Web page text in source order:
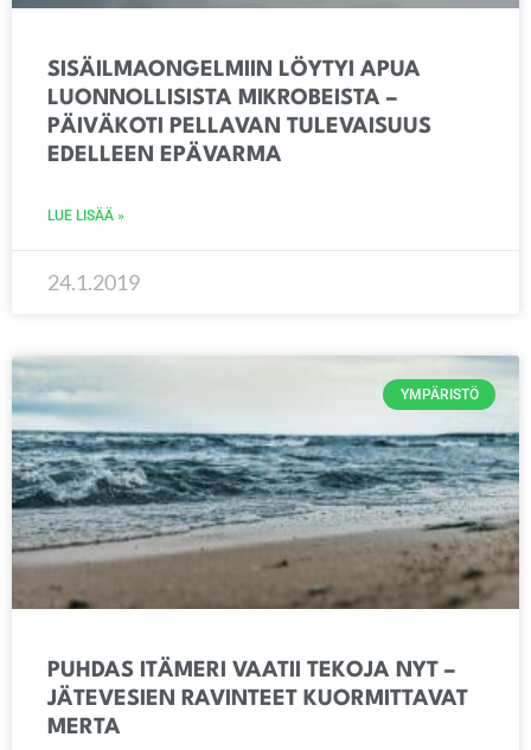
SISÄILMAONGELMIIN LÖYTYI APUA
LUONNOLLISISTA MIKROBEISTA –
PÄIVÄKOTI PELLAVAN TULEVAISUUS
EDELLEEN EPÄVARMA
LUE LISÄÄ »
24.1.2019
YMPÄRISTÖ
PUHDAS ITÄMERI VAATII TEKOJA NYT –
JÄTEVESIEN RAVINTEET KUORMITTAVAT
MERTA